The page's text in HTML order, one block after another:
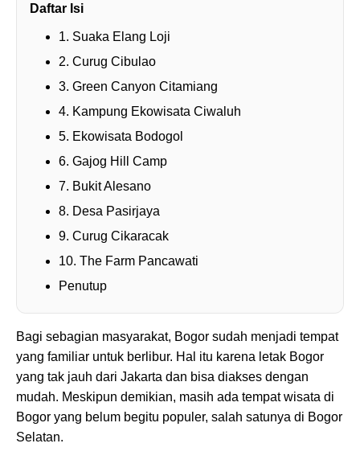
Daftar Isi
1. Suaka Elang Loji
2. Curug Cibulao
3. Green Canyon Citamiang
4. Kampung Ekowisata Ciwaluh
5. Ekowisata Bodogol
6. Gajog Hill Camp
7. Bukit Alesano
8. Desa Pasirjaya
9. Curug Cikaracak
10. The Farm Pancawati
Penutup
Bagi sebagian masyarakat, Bogor sudah menjadi tempat
yang familiar untuk berlibur. Hal itu karena letak Bogor
yang tak jauh dari Jakarta dan bisa diakses dengan
mudah. Meskipun demikian, masih ada tempat wisata di
Bogor yang belum begitu populer, salah satunya di Bogor
Selatan.